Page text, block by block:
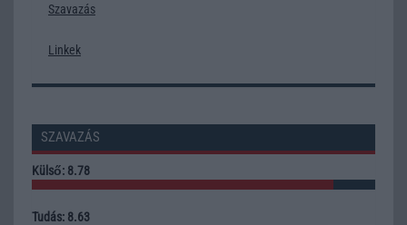
Szavazás
Linkek
SZAVAZÁS
Külső: 8.78
Tudás: 8.63